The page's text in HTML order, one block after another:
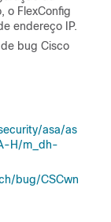
o FlexConfig
endereço IP.
bug Cisco
asa/as
H/m_dh-
bug/CSCwn